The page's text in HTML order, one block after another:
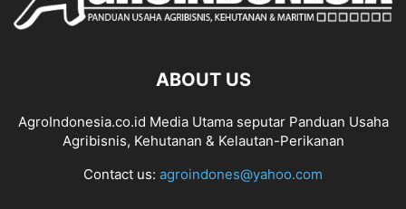
ABOUT US
AgroIndonesia.co.id Media Utama seputar Panduan Usaha
Agribisnis, Kehutanan & Kelautan-Perikanan
Contact us: agroindones@yahoo.com